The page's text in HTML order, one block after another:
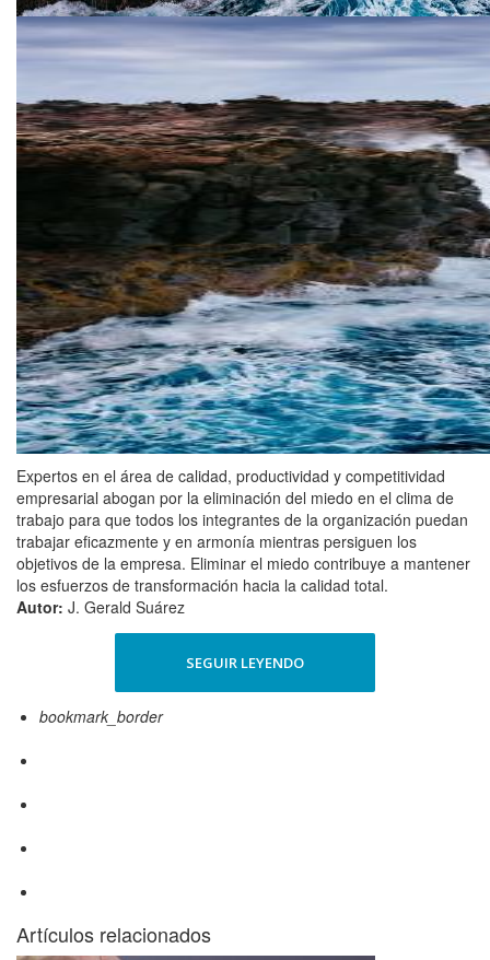
Expertos en el área de calidad, productividad y competitividad
empresarial abogan por la eliminación del miedo en el clima de
trabajo para que todos los integrantes de la organización puedan
trabajar eficazmente y en armonía mientras persiguen los
objetivos de la empresa. Eliminar el miedo contribuye a mantener
los esfuerzos de transformación hacia la calidad total.
Autor: J. Gerald Suárez
SEGUIR LEYENDO
bookmark_border
Artículos relacionados